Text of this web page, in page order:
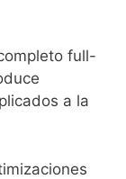
full-
a la